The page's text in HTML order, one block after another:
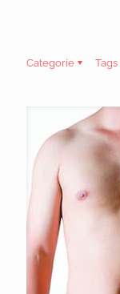
Categorie Tags